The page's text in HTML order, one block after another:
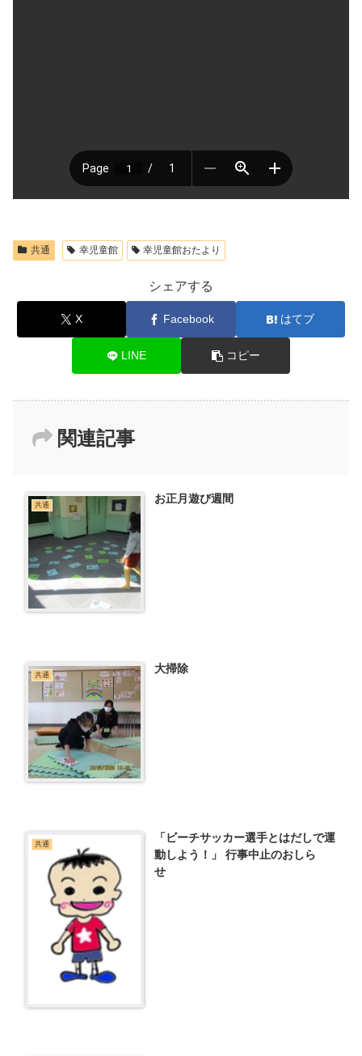
共通 幸児童館 幸児童館おたより
シェアする
X Facebook はてブ
LINE コピー
関連記事
共通 お正月遊び週間
共通 大掃除
共通
「ビーチサッカー選手とはだしで運
動しよう！」 行事中止のおしら
せ